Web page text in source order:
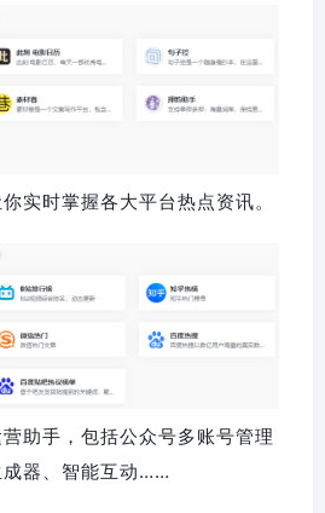
实时掌握各大平台热点资讯。
助手，包括公众号多账号管理
成器、智能互动……